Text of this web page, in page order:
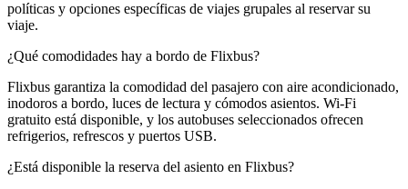
políticas y opciones específicas de viajes grupales al reservar su
viaje.
¿Qué comodidades hay a bordo de Flixbus?
Flixbus garantiza la comodidad del pasajero con aire acondicionado,
inodoros a bordo, luces de lectura y cómodos asientos. Wi-Fi
gratuito está disponible, y los autobuses seleccionados ofrecen
refrigerios, refrescos y puertos USB.
¿Está disponible la reserva del asiento en Flixbus?